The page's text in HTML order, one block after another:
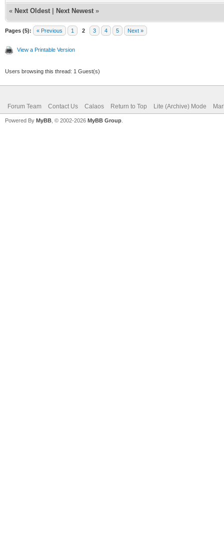
« Next Oldest Next Newest »
Pages (5): « Previous 1 2 3 4 5 Next »
View a Printable Version
Users browsing this thread: 1 Guest(s)
Forum Team Contact Us Calaos Return to Top Lite (Archive) Mode
Powered By MyBB , © 2002-2026 MyBB Group